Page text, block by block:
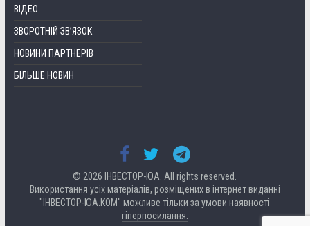
ВІДЕО
ЗВОРОТНІЙ ЗВ’ЯЗОК
НОВИНИ ПАРТНЕРІВ
БІЛЬШЕ НОВИН
© 2026ІНВЕСТОР-ЮА . All rights reserved.
Використання усіх матеріалів, розміщених в інтернет виданні
"ІНВЕСТОР-ЮА.КОМ" можливе тільки за умови наявності
гіперпосилання.